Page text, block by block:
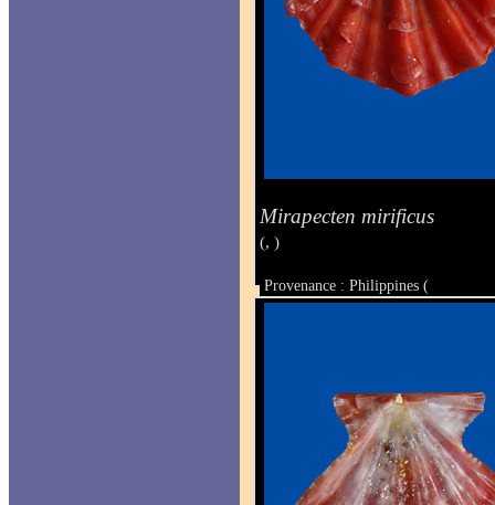
Mirapecten mirificus
(, )
Provenance : Philippines (
Taille : 34 x 35.3 mm